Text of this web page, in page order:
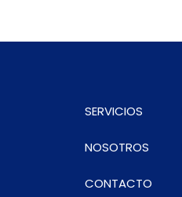
SERVICIOS
NOSOTROS
CONTACTO